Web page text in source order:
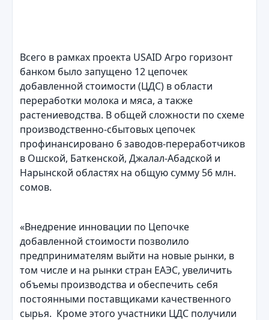
Всего в рамках проекта USAID Агро горизонт
банком было запущено 12 цепочек
добавленной стоимости (ЦДС) в области
переработки молока и мяса, а также
растениеводства. В общей сложности по схеме
производственно-сбытовых цепочек
профинансировано 6 заводов-переработчиков
в Ошской, Баткенской, Джалал-Абадской и
Нарынской областях на общую сумму 56 млн.
сомов.
«Внедрение инновации по Цепочке
добавленной стоимости позволило
предпринимателям выйти на новые рынки, в
том числе и на рынки стран ЕАЭС, увеличить
объемы производства и обеспечить себя
постоянными поставщиками качественного
сырья. Кроме этого участники ЦДС получили